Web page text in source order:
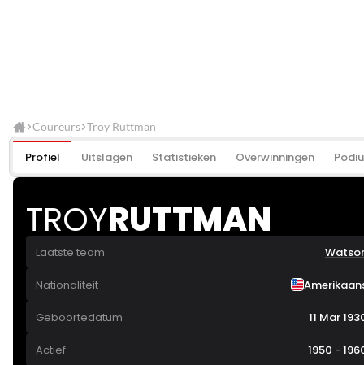
Coureurs Troy Ruttman
Profiel Uitslagen Statistieken Overwinningen
TROYRUTTMAN
Laatste team
Nationaliteit
Geboortedatum 11 Mar
Actief 1950 -